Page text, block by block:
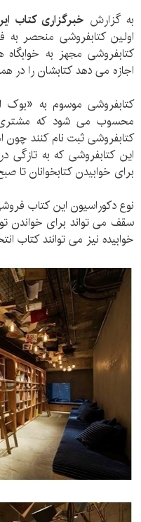
به گزارش خبرگزاری کتاب
اولین کتابفروشی منحصر به
کتابفروشی مجهز به
اجازه می دهد کتابشان را در
کتابفروشی موسوم به «بوک
محسوب می شود که مشتری
کتابفروشی ثبت نام کنند چون
این کتابفروشی که به تازگی
برای خوابیدن کتابخوانان تا
نوع دکوراسیون این کتاب
سقف می تواند برای خواندن
خوابیده نیز می توانند کتاب